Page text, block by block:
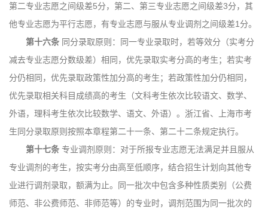
第二专业志愿之间级差5分，第二、第三专业志愿之间级差3分，其
他专业志愿为平行志愿，有专业志愿与服从专业调剂之间级差1分。
第十六条 同分录取原则：同一专业录取时，若等效分（实考分
减去专业志愿分数级差）相同，优先录取实考分高的考生；若实考
分仍相同，优先录取政策性加分高的考生；若政策性加分仍相同，
优先录取相关科目成绩高的考生（文科考生依次比较语文、数学、
外语，理科考生依次比较数学、语文、外语）。浙江省、上海市考
生同分录取原则按照本章程第二十一条、第二十二条规定执行。
第十七条 专业调剂原则：对于所报专业志愿无法满足并且服从
专业调剂的考生，按实考分由高至低顺序，结合招生计划向其他专
业进行调剂录取，额满为止。同一批次中包含多种性质类别（公费
师范、非公费师范、非师范等）的专业时，调剂范围为同一批次的